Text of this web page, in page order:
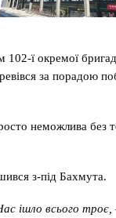
ї окремої
за порадою
неможлива без
з-під Бахмута.
ішло всього